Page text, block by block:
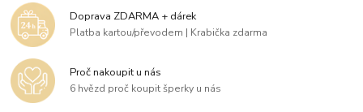
Doprava ZDARMA + dárek
Platba kartou/převodem | Krabička zdarma
Proč nakoupit u nás
6 hvězd proč koupit šperky u nás